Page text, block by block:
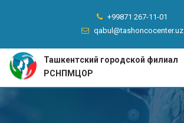
+99871 267-11-01
qabul@tashoncocenter.uz
Ташкентский городской филиал
РСНПМЦОР